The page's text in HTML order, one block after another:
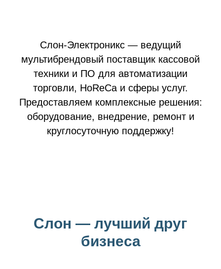
Слон-Электроникс — ведущий
мультибрендовый поставщик кассовой
техники и ПО для автоматизации
торговли, HоReCa и сферы услуг.
Предоставляем комплексные решения:
оборудование, внедрение, ремонт и
круглосуточную поддержку!
Слон — лучший друг
бизнеса